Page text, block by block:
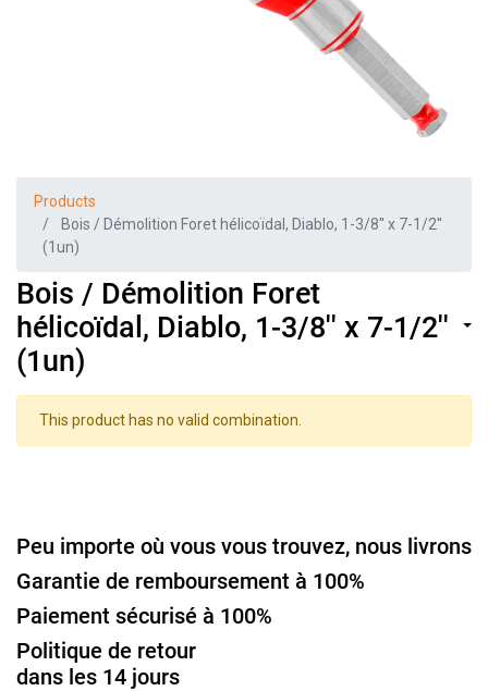
Products
Bois / Démolition Foret hélicoïdal, Diablo, 1-3/8'' x 7-1/2''
(1un)
Bois / Démolition Foret
hélicoïdal, Diablo, 1-3/8'' x 7-1/2''
(1un)
This product has no valid combination.
Peu importe où vous vous trouvez, nous livrons
Garantie de remboursement à 100%
Paiement sécurisé à 100%
Politique de retour
dans les 14 jours